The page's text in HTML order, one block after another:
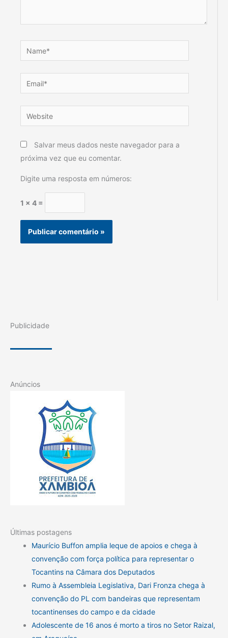
Email*
Website
Salvar meus dados neste navegador para a
próxima vez que eu comentar.
Digite uma resposta em números:
1 × 4 =
Publicidade
Anúncios
Últimas postagens
Maurício Buffon amplia leque de apoios e chega à
convenção com força política para representar o
Tocantins na Câmara dos Deputados
Rumo à Assembleia Legislativa, Dari Fronza chega à
convenção do PL com bandeiras que representam
tocantinenses do campo e da cidade
Adolescente de 16 anos é morto a tiros no Setor Raizal,